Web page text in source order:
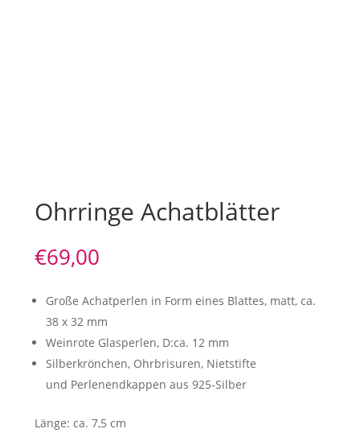
Ohrringe Achatblätter
€69,00
Große Achatperlen in Form eines Blattes, matt, ca.
38 x 32 mm
Weinrote Glasperlen, D:ca. 12 mm
Silberkrönchen, Ohrbrisuren, Nietstifte
und Perlenendkappen aus 925-Silber
Länge: ca. 7,5 cm